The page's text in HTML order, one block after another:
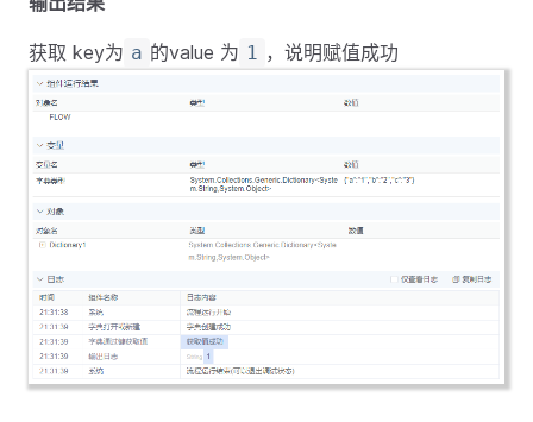
获取 key为 a 的value 为 1 ，说明赋值成功